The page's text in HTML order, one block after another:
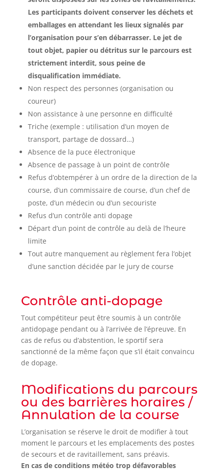
Les participants doivent conserver les déchets et
emballages en attendant les lieux signalés par
l’organisation pour s’en débarrasser. Le jet de
tout objet, papier ou détritus sur le parcours est
strictement interdit, sous peine de
disqualification immédiate.
Non respect des personnes (organisation ou
coureur)
Non assistance à une personne en difficulté
Triche (exemple : utilisation d’un moyen de
transport, partage de dossard…)
Absence de la puce électronique
Absence de passage à un point de contrôle
Refus d’obtempérer à un ordre de la direction de la
course, d’un commissaire de course, d’un chef de
poste, d’un médecin ou d’un secouriste
Refus d’un contrôle anti dopage
Départ d’un point de contrôle au delà de l’heure
limite
Tout autre manquement au règlement fera l’objet
d’une sanction décidée par le jury de course
Contrôle anti-dopage
Tout compétiteur peut être soumis à un contrôle
antidopage pendant ou à l’arrivée de l’épreuve. En
cas de refus ou d’abstention, le sportif sera
sanctionné de la même façon que s’il était convaincu
de dopage.
Modifications du parcours
ou des barrières horaires /
Annulation de la course
L’organisation se réserve le droit de modifier à tout
moment le parcours et les emplacements des postes
de secours et de ravitaillement, sans préavis.
En cas de conditions météo trop défavorables